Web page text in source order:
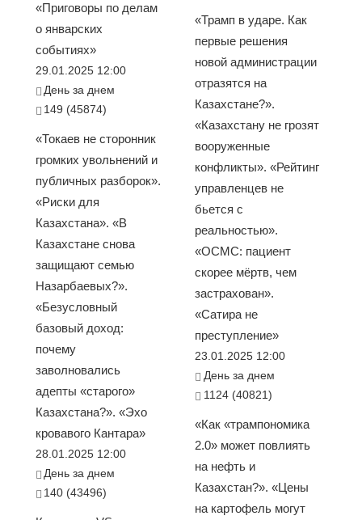
«Приговоры по делам
о январских
событиях»
29.01.2025 12:00
День за днем
149 (45874)
«Токаев не сторонник
громких увольнений и
публичных разборок».
«Риски для
Казахстана». «В
Казахстане снова
защищают семью
Назарбаевых?».
«Безусловный
базовый доход:
почему
заволновались
адепты «старого»
Казахстана?». «Эхо
кровавого Кантара»
28.01.2025 12:00
День за днем
140 (43496)
«Трамп в ударе. Как
первые решения
новой администрации
отразятся на
Казахстане?».
«Казахстану не грозят
вооруженные
конфликты». «Рейтинг
управленцев не
бьется с
реальностью».
«ОСМС: пациент
скорее мёртв, чем
застрахован».
«Сатира не
преступление»
23.01.2025 12:00
День за днем
1124 (40821)
«Как «трампономика
2.0» может повлиять
на нефть и
Казахстан?». «Цены
на картофель могут